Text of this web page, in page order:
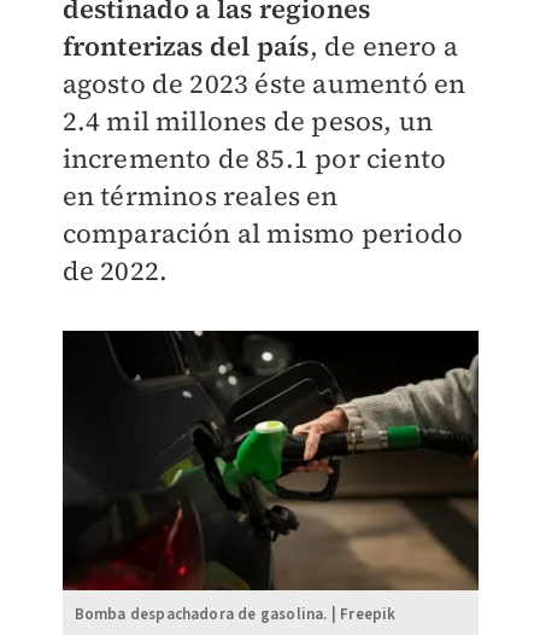
destinado a las regiones
fronterizas del país, de enero a
agosto de 2023 éste aumentó en
2.4 mil millones de pesos, un
incremento de 85.1 por ciento
en términos reales en
comparación al mismo periodo
de 2022.
Bomba despachadora de gasolina. | Freepik